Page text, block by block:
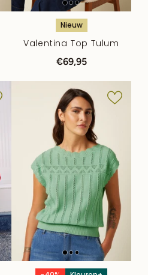
Nieuw
Valentina Top Tulum
€69,95